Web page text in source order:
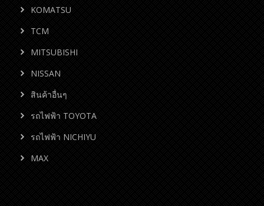
KOMATSU
TCM
MITSUBISHI
NISSAN
สินค้าอื่นๆ
รถไฟฟ้า TOYOTA
รถไฟฟ้า NICHIYU
MAX